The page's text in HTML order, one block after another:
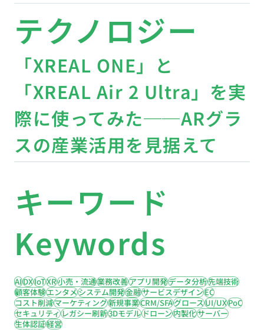
テクノロジー
「XREAL ONE」と
「XREAL Air 2 Ultra」を実
際に使ってみた──ARグラ
スの産業活用を見据えて
キーワード
Keywords
AIDXIoTXR小売・流通業務改善アプリ開発データ分析先端技術
顧客体験エンタメシステム開発金融サービスデザインEC
コスト削減マーケティング新規事業CRM/SFAグロースUI/UXPoC
セキュリティレガシー刷新3Dモデルドローン内製化サーバー
生体認証経営